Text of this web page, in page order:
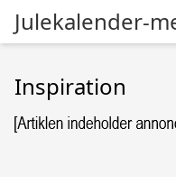
Julekalender-
Inspiration